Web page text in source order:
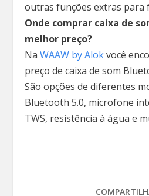
outras funções extras para
Onde comprar caixa de
melhor preço?
NaWAAW by Alokvocê
preço de caixa de som
São opções de diferentes
Bluetooth 5.0, microfone
TWS, resistência à água e